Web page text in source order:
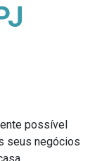
possível
seus negócios